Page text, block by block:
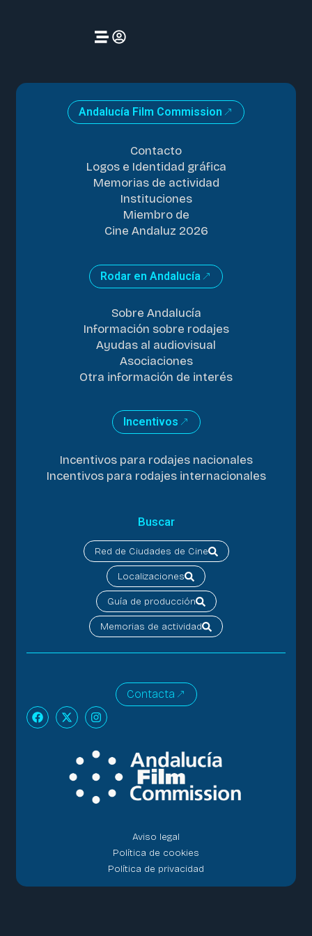
Andalucía Film Commission
Contacto
Logos e Identidad gráfica
Memorias de actividad
Instituciones
Miembro de
Cine Andaluz 2026
Rodar en Andalucía
Sobre Andalucía
Información sobre rodajes
Ayudas al audiovisual
Asociaciones
Otra información de interés
Incentivos
Incentivos para rodajes nacionales
Incentivos para rodajes internacionales
Buscar
Red de Ciudades de Cine
Localizaciones
Guía de producción
Memorias de actividad
Contacta
Aviso legal
Política de cookies
Política de privacidad